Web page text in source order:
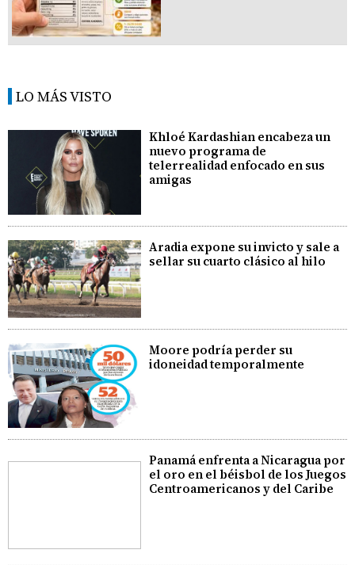
LO MÁS VISTO
Khloé Kardashian encabeza un
nuevo programa de
telerrealidad enfocado en sus
amigas
Aradia expone su invicto y sale a
sellar su cuarto clásico al hilo
Moore podría perder su
idoneidad temporalmente
Panamá enfrenta a Nicaragua por
el oro en el béisbol de los Juegos
Centroamericanos y del Caribe